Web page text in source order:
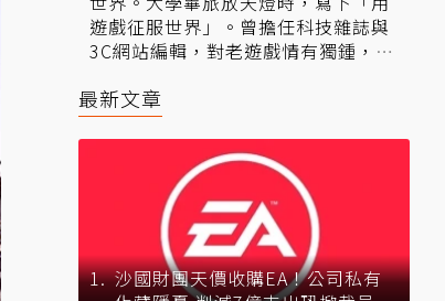
遊戲征服世界」。曾擔任科技雜誌與
3C網站編輯，對老遊戲情有獨鍾，盼
光。
▍相關連結：
道。
最新文章
沙國財團天價收購EA！公司私有